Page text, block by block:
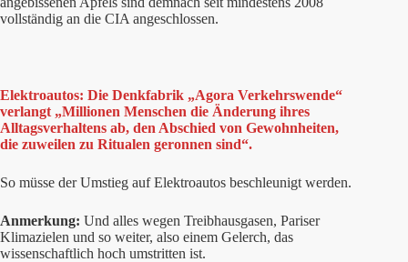
vollständig an die CIA angeschlossen.
Elektroautos: Die Denkfabrik „Agora Verkehrswende“
verlangt „Millionen Menschen die Änderung ihres
Alltagsverhaltens ab, den Abschied von Gewohnheiten,
die zuweilen zu Ritualen geronnen sind“.
So müsse der Umstieg auf Elektroautos beschleunigt werden.
Anmerkung: Und alles wegen Treibhausgasen, Pariser
Klimazielen und so weiter, also einem Gelerch, das
wissenschaftlich hoch umstritten ist.